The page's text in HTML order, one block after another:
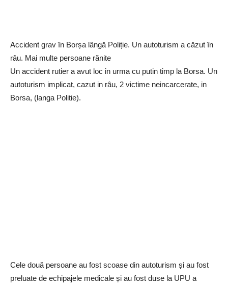
Accident grav în Borșa lângă Poliție. Un autoturism a căzut în
râu. Mai multe persoane rănite
Un accident rutier a avut loc in urma cu putin timp la Borsa. Un
autoturism implicat, cazut in râu, 2 victime neincarcerate, in
Borsa, (langa Politie).
Cele două persoane au fost scoase din autoturism și au fost
preluate de echipajele medicale și au fost duse la UPU a